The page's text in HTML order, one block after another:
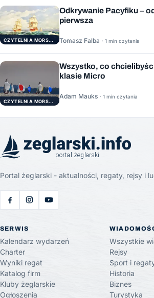
CZYTELNIA MORSKA
Odkrywanie Pacyfiku –
pierwsza
Tomasz Falba · 1 min czytania
CZYTELNIA MORSKA
Wszystko, co
klasie Micro
Adam Mauks · 1 min czytania
Portal żeglarski - aktualności, regaty, rejsy i
SERWIS
Kalendarz wydarzeń
Charter
Wyniki regat
Katalog firm
Kluby żeglarskie
Ogłoszenia
Wszystkie
Rejsy
Sport i
Historia
Biznes
Turystyka